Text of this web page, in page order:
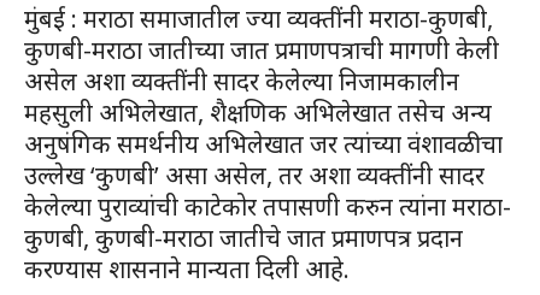
मुंबई : मराठा समाजातील ज्या व्यक्तींनी मराठा-कुणबी,
कुणबी-मराठा जातीच्या जात प्रमाणपत्राची मागणी केली
असेल अशा व्यक्तींनी सादर केलेल्या निजामकालीन
महसुली अभिलेखात, शैक्षणिक अभिलेखात तसेच अन्य
अनुषंगिक समर्थनीय अभिलेखात जर त्यांच्या वंशावळीचा
उल्लेख ‘कुणबी’ असा असेल, तर अशा व्यक्तींनी सादर
केलेल्या पुराव्यांची काटेकोर तपासणी करुन त्यांना मराठा-
कुणबी, कुणबी-मराठा जातीचे जात प्रमाणपत्र प्रदान
करण्यास शासनाने मान्यता दिली आहे.